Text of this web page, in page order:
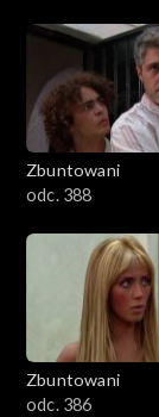
Zbuntowani
odc. 388
Zbuntowani
odc. 386